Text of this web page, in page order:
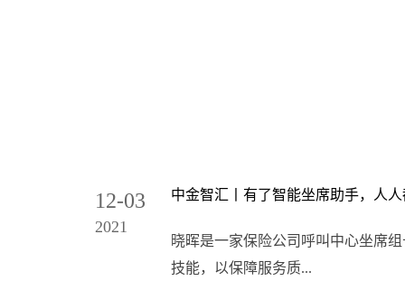
12-03
2021
中金智汇丨有了智能坐席助手，人
晓晖是一家保险公司呼叫中心坐席
技能，以保障服务质...